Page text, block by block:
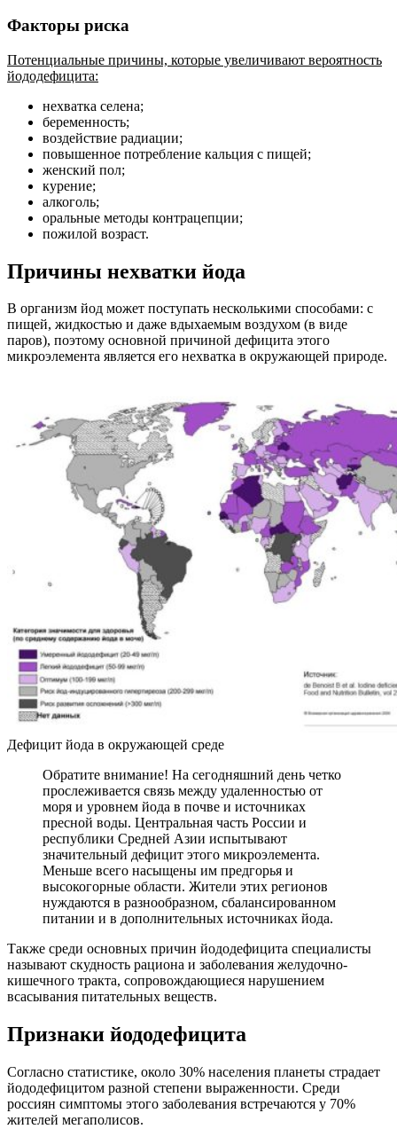
Факторы риска
Потенциальные причины, которые увеличивают вероятность
йододефицита:
нехватка селена;
беременность;
воздействие радиации;
повышенное потребление кальция с пищей;
женский пол;
курение;
алкоголь;
оральные методы контрацепции;
пожилой возраст.
Причины нехватки йода
В организм йод может поступать несколькими способами: с
пищей, жидкостью и даже вдыхаемым воздухом (в виде
паров), поэтому основной причиной дефицита этого
микроэлемента является его нехватка в окружающей природе.
Дефицит йода в окружающей среде
Обратите внимание! На сегодняшний день четко
прослеживается связь между удаленностью от
моря и уровнем йода в почве и источниках
пресной воды. Центральная часть России и
республики Средней Азии испытывают
значительный дефицит этого микроэлемента.
Меньше всего насыщены им предгорья и
высокогорные области. Жители этих регионов
нуждаются в разнообразном, сбалансированном
питании и в дополнительных источниках йода.
Также среди основных причин йододефицита специалисты
называют скудность рациона и заболевания желудочно-
кишечного тракта, сопровождающиеся нарушением
всасывания питательных веществ.
Признаки йододефицита
Согласно статистике, около 30% населения планеты страдает
йододефицитом разной степени выраженности. Среди
россиян симптомы этого заболевания встречаются у 70%
жителей мегаполисов.